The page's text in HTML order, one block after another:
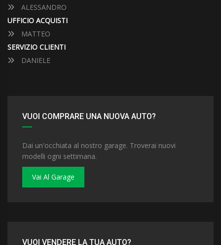
ALESSANDRO
UFFICIO ACQUISTI
MATTEO
SERVIZIO CLIENTI
DANIELE
VUOI COMPRARE UNA NUOVA AUTO?
Dai un'occhiata al nostro garage. Troverai nuovi
modelli ogni settimana.
Vai Al Garage
VUOI VENDERE LA TUA AUTO?